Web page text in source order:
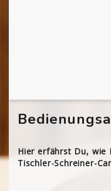
Hier erfährst Du, wie
Tischler-Schreiner-